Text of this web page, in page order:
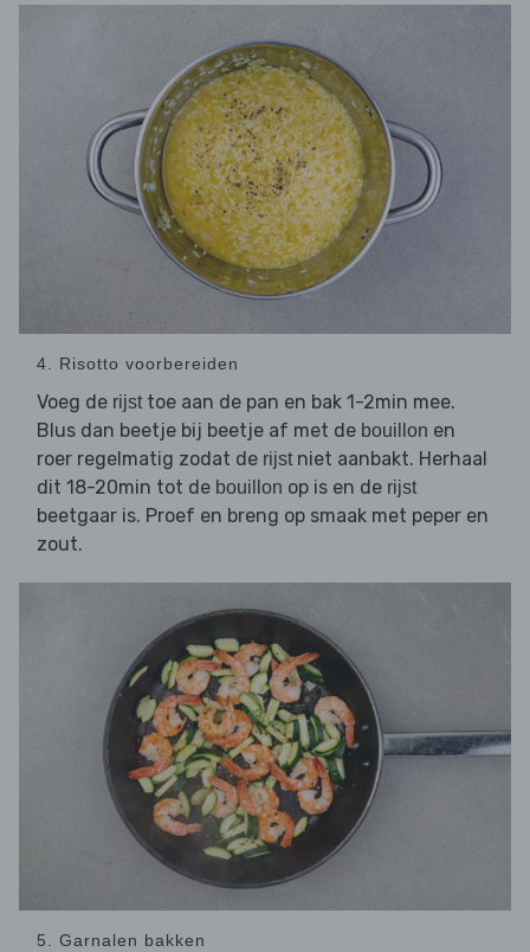
4. Risotto voorbereiden
Voeg de rijst toe aan de pan en bak 1-2min mee.
Blus dan beetje bij beetje af met de bouillon en
roer regelmatig zodat de rijst niet aanbakt. Herhaal
dit 18-20min tot de bouillon op is en de rijst
beetgaar is. Proef en breng op smaak met peper en
zout.
5. Garnalen bakken